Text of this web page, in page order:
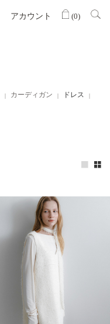
アカウント (0)
カーディガン
ドレス